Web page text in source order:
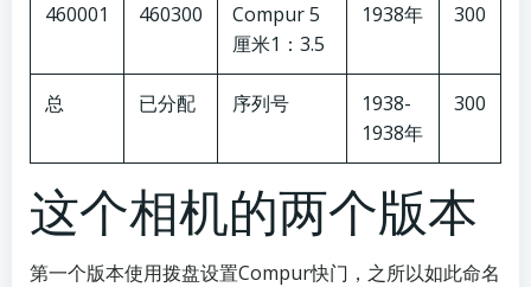
460001 460300
Compur 5
厘米1：3.5
1938年 300
总 已分配 序列号
1938-
1938年
300
这个相机的两个版本
第一个版本使用拨盘设置Compur快门，之所以如此命名